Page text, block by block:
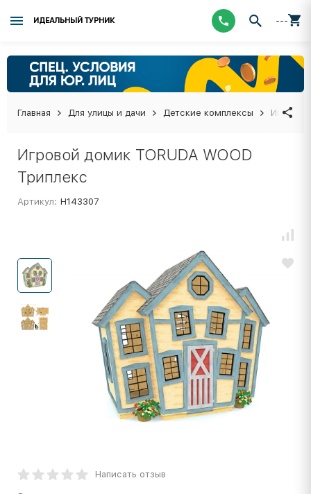
ИДЕАЛЬНЫЙ ТУРНИК ---
Главная Для улицы и дачи Детские комплексы Игровой
Игровой домик TORUDA WOOD
Триплекс
Артикул: Н143307
Написать отзыв